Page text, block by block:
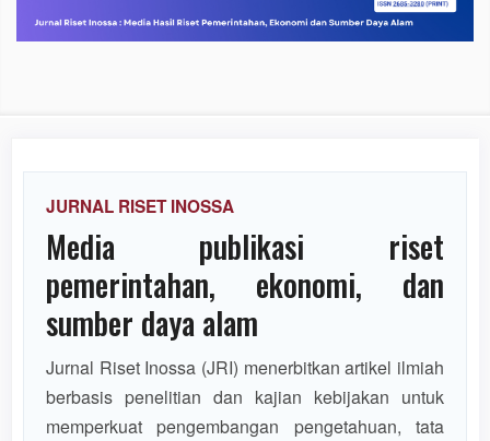
JURNAL RISET INOSSA
Media publikasi riset
pemerintahan, ekonomi, dan
sumber daya alam
Jurnal Riset Inossa (JRI) menerbitkan artikel ilmiah
berbasis penelitian dan kajian kebijakan untuk
memperkuat pengembangan pengetahuan, tata